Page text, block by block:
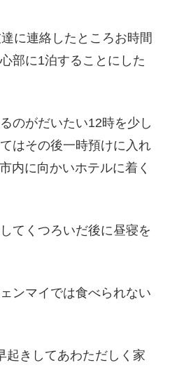
に連絡したところお時間
部に1泊することにした
のがだいたい12時を少し
はその後一時預けに入れ
内に向かいホテルに着く
てくつろいだ後に昼寝を
ンマイでは食べられない
起きしてあわただしく家